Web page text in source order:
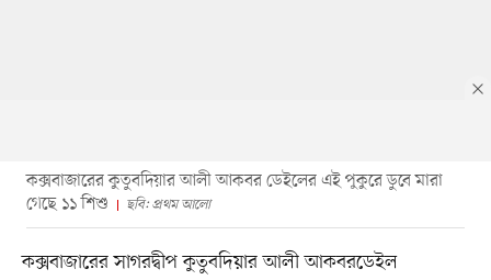
কক্সবাজারের কুতুবদিয়ার আলী আকবর ডেইলের এই পুকুরে ডুবে মারা
গেছে ১১ শিশু
ছবি: প্রথম আলো
কক্সবাজারের সাগরদ্বীপ কুতুবদিয়ার আলী আকবরডেইল